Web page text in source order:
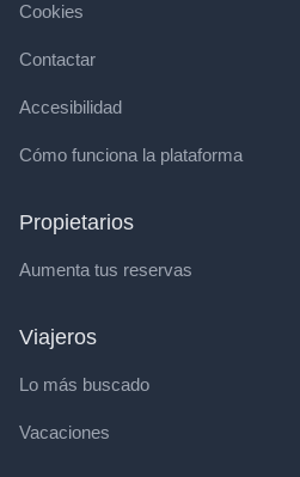
Cookies
Contactar
Accesibilidad
Cómo funciona la plataforma
Propietarios
Aumenta tus reservas
Viajeros
Lo más buscado
Vacaciones